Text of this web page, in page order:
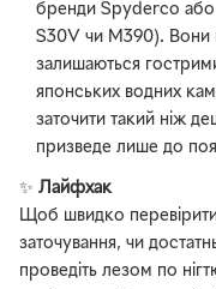
бренди Spyderco
S30V чи M390). Вони
залишаються
японських водних
заточити такий ніж
призведе лише до
✨ Лайфхак
Щоб швидко
заточування, чи
проведіть лезом по